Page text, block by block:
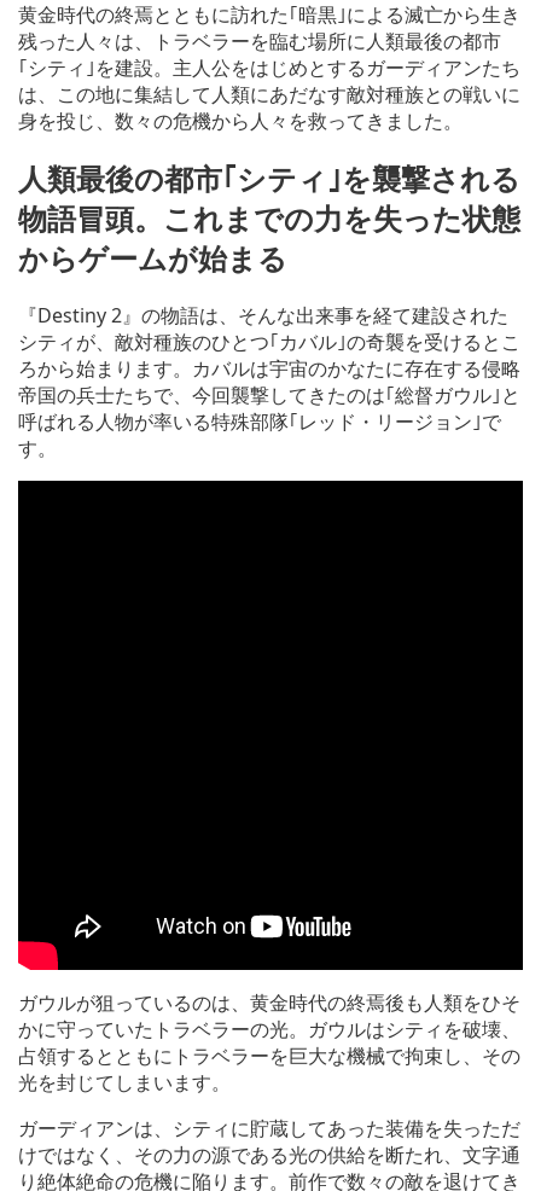
黄金時代の終焉とともに訪れた｢暗黒｣による滅亡から生き
残った人々は、トラベラーを臨む場所に人類最後の都市
｢シティ｣を建設。主人公をはじめとするガーディアンたち
は、この地に集結して人類にあだなす敵対種族との戦いに
身を投じ、数々の危機から人々を救ってきました。
人類最後の都市｢シティ｣を襲撃される
物語冒頭。これまでの力を失った状態
からゲームが始まる
『Destiny 2』の物語は、そんな出来事を経て建設された
シティが、敵対種族のひとつ｢カバル｣の奇襲を受けるとこ
ろから始まります。カバルは宇宙のかなたに存在する侵略
帝国の兵士たちで、今回襲撃してきたのは｢総督ガウル｣と
呼ばれる人物が率いる特殊部隊｢レッド・リージョン｣で
す。
ガウルが狙っているのは、黄金時代の終焉後も人類をひそ
かに守っていたトラベラーの光。ガウルはシティを破壊、
占領するとともにトラベラーを巨大な機械で拘束し、その
光を封じてしまいます。
ガーディアンは、シティに貯蔵してあった装備を失っただ
けではなく、その力の源である光の供給を断たれ、文字通
り絶体絶命の危機に陥ります。前作で数々の敵を退けてき